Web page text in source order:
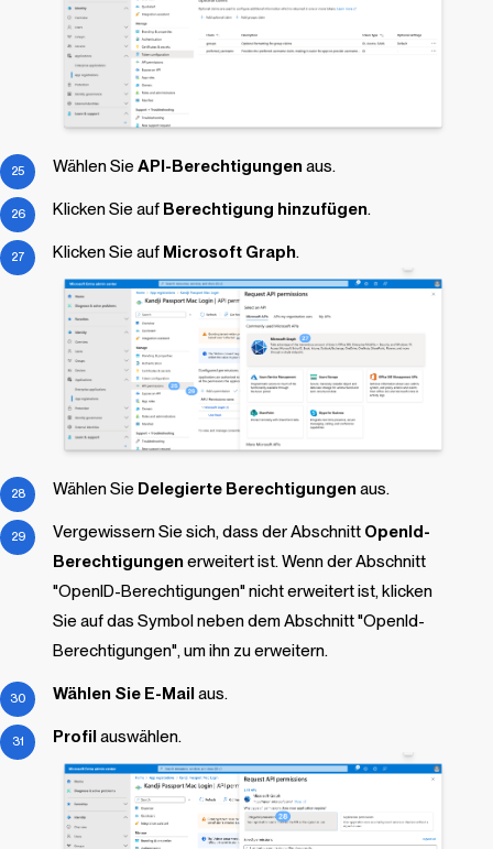
Wählen Sie API-Berechtigungenaus.
Klicken Sie auf Berechtigung hinzufügen.
Klicken Sie auf Microsoft Graph.
Wählen Sie Delegierte Berechtigungenaus.
Vergewissern Sie sich, dass der Abschnitt OpenId-
Berechtigungenerweitert ist. Wenn der Abschnitt
"OpenID-Berechtigungen" nicht erweitert ist, klicken
Sie auf das Symbol neben dem Abschnitt "OpenId-
Berechtigungen", um ihn zu erweitern.
Wählen Sie E-Mailaus.
Profilauswählen.